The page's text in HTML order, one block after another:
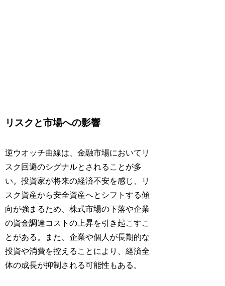
リスクと市場への影響
逆ウオッチ曲線は、金融市場においてリ
スク回避のシグナルとされることが多
い。投資家が将来の経済不安を感じ、リ
スク資産から安全資産へとシフトする傾
向が強まるため、株式市場の下落や企業
の資金調達コストの上昇を引き起こすこ
とがある。また、企業や個人が長期的な
投資や消費を控えることにより、経済全
体の成長が抑制される可能性もある。